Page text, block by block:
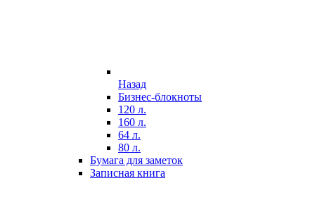
Назад
Бизнес-блокноты
120 л.
160 л.
64 л.
80 л.
Бумага для заметок
Записная книга